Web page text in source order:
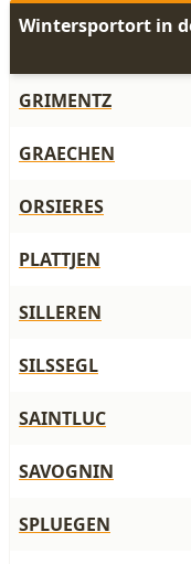
Wintersportort in
GRIMENTZ
GRAECHEN
ORSIERES
PLATTJEN
SILLEREN
SILSSEGL
SAINTLUC
SAVOGNIN
SPLUEGEN